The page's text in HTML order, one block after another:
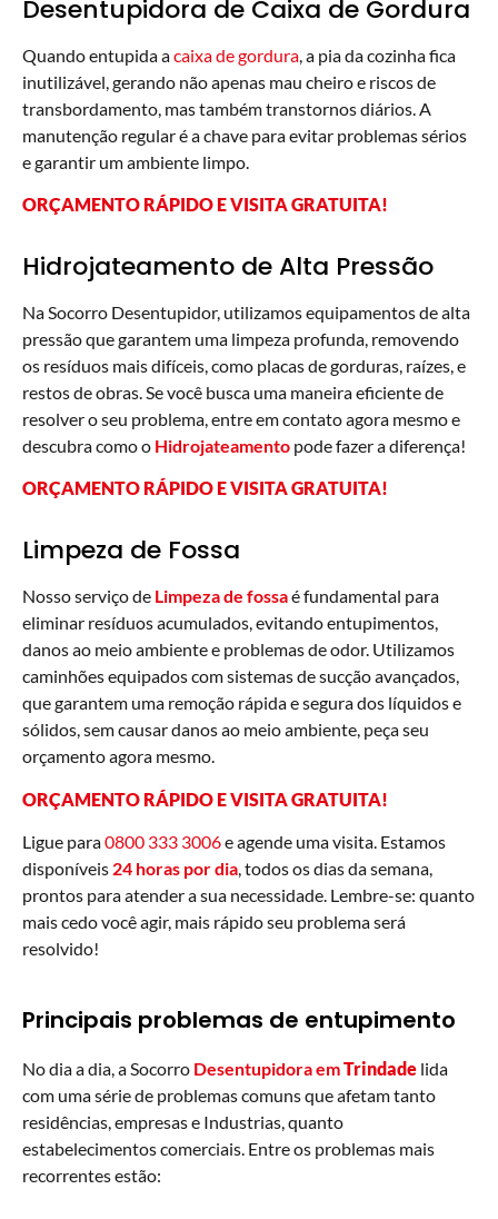
Desentupidora de Caixa de Gordura
Quando entupida acaixa de gordura , a pia da cozinha fica
inutilizável, gerando não apenas mau cheiro e riscos de
transbordamento, mas também transtornos diários. A
manutenção regular é a chave para evitar problemas sérios
e garantir um ambiente limpo.
ORÇAMENTO RÁPIDO E VISITA GRATUITA!
Hidrojateamento de Alta Pressão
Na Socorro Desentupidor, utilizamos equipamentos de alta
pressão que garantem uma limpeza profunda, removendo
os resíduos mais difíceis, como placas de gorduras, raízes, e
restos de obras. Se você busca uma maneira eficiente de
resolver o seu problema, entre em contato agora mesmo e
descubra como o Hidrojateamento pode fazer a diferença!
ORÇAMENTO RÁPIDO E VISITA GRATUITA!
Limpeza de Fossa
Nosso serviço de Limpeza de fossaé fundamental para
eliminar resíduos acumulados, evitando entupimentos,
danos ao meio ambiente e problemas de odor. Utilizamos
caminhões equipados com sistemas de sucção avançados,
que garantem uma remoção rápida e segura dos líquidos e
sólidos, sem causar danos ao meio ambiente, peça seu
orçamento agora mesmo.
ORÇAMENTO RÁPIDO E VISITA GRATUITA!
Ligue para0800 333 3006e agende uma visita. Estamos
disponíveis 24 horas por dia, todos os dias da semana,
prontos para atender a sua necessidade. Lembre-se: quanto
mais cedo você agir, mais rápido seu problema será
resolvido!
Principais problemas de entupimento
No dia a dia, a Socorro Desentupidora emTrindade lida
com uma série de problemas comuns que afetam tanto
residências, empresas e Industrias, quanto
estabelecimentos comerciais. Entre os problemas mais
recorrentes estão: